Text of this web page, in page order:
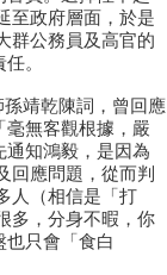
至政府層面，於是
群公務員及高官的
。
靖乾陳詞，曾回應
毫無客觀根據，嚴
知鴻毅，是因為
回應問題，從而判
人（相信是「打
多，分身不暇，你
只會「食白